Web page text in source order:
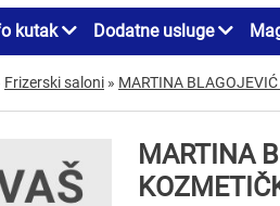
kutak Dodatne usluge
Frizerski saloni » MARTINA
MARTINA